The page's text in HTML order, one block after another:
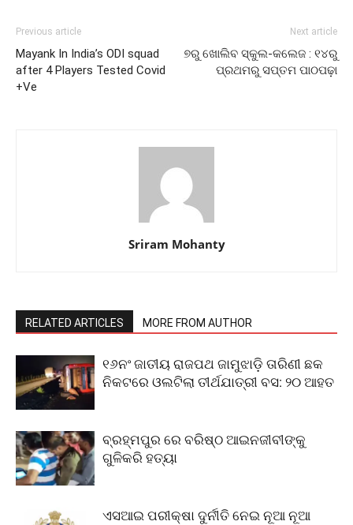
Previous article
Mayank In India’s ODI squad
after 4 Players Tested Covid
+Ve
Next article
୭ରୁ ଖୋଲିବ ସ୍କୁଲ-କଲେଜ : ୧୪ରୁ
ପ୍ରଥମରୁ ସପ୍ତମ ପାଠପଢ଼ା
Sriram Mohanty
RELATED ARTICLES MORE FROM AUTHOR
୧୬ନଂ ଜାତୀୟ ରାଜପଥ ଜାମୁଝାଡ଼ି ତାରିଣୀ ଛକ
ନିକଟରେ ଓଲଟିଲା ତୀର୍ଥଯାତ୍ରୀ ବସ: ୨୦ ଆହତ
ବ୍ରହ୍ମପୁର ରେ ବରିଷ୍ଠ ଆଇନଜୀବୀଙ୍କୁ
ଗୁଳିକରି ହତ୍ୟା
ଏସଆଇ ପରୀକ୍ଷା ଦୁର୍ନୀତି ନେଇ ନୂଆ ନୂଆ